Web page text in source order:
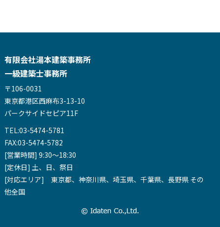
有限会社湯本建築事務所
一級建築士事務所
〒106-0031
東京都港区西麻布3-13-10
パークサイドセピア11F
TEL:03-5474-5781
FAX:03-5474-5782
[営業時間] 9:30～18:30
[定休日] 土、日、祭日
[対応エリア] 東京都、神奈川県、埼玉県、千葉県、長野県 その
他全国